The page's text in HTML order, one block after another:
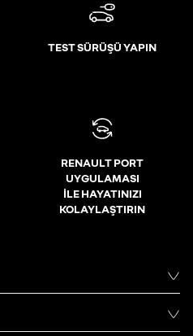
TEST SÜRÜŞÜ YAPIN
RENAULT PORT
UYGULAMASI
İLE HAYATINIZI
KOLAYLAŞTIRIN